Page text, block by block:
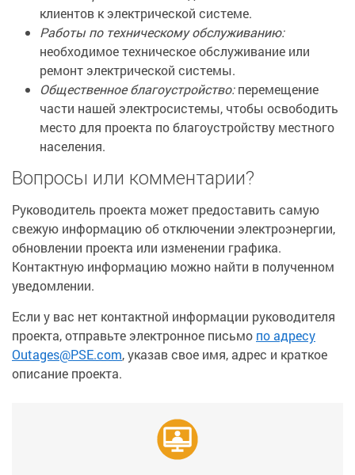
клиентов к электрической системе.
Работы по техническому обслуживанию:
необходимое техническое обслуживание или
ремонт электрической системы.
Общественное благоустройство:перемещение
части нашей электросистемы, чтобы освободить
место для проекта по благоустройству местного
населения.
Вопросы или комментарии?
Руководитель проекта может предоставить самую
свежую информацию об отключении электроэнергии,
обновлении проекта или изменении графика.
Контактную информацию можно найти в полученном
уведомлении.
Если у вас нет контактной информации руководителя
проекта, отправьте электронное письмо по адресу
Outages@PSE.com, указав свое имя, адрес и краткое
описание проекта.